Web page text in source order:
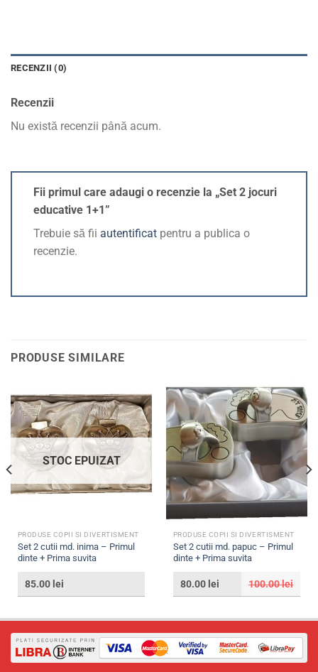
RECENZII (0)
Recenzii
Nu există recenzii până acum.
Fii primul care adaugi o recenzie la „Set 2 jocuri
educative 1+1”
Trebuie să fii autentificat pentru a publica o
recenzie.
PRODUSE SIMILARE
STOC EPUIZAT
PRODUSE COPII SI DIVERTISMENT
Set 2 cutii md. inima – Primul
dinte + Prima suvita
85.00 lei
PRODUSE COPII SI DIVERTISMENT
Set 2 cutii md. papuc – Primul
dinte + Prima suvita
100.00lei
80.00 lei